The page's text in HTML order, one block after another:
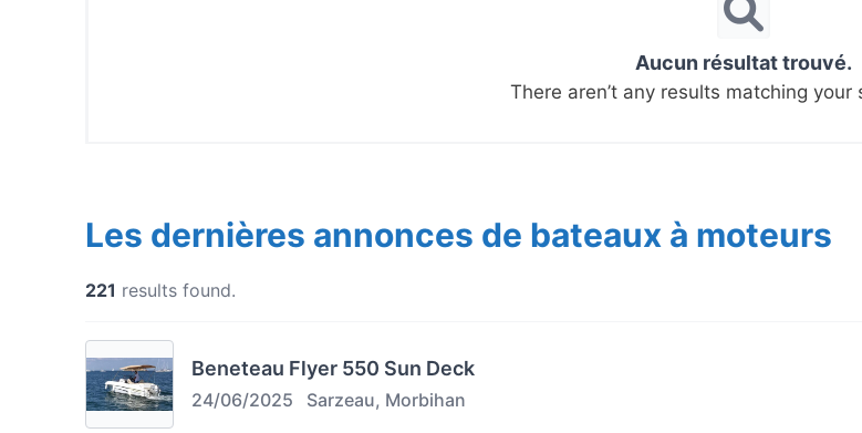
Aucun résultat trouvé.
There aren’t any results matching your
Les dernières annonces de bateaux à moteurs
221 results found.
Beneteau Flyer 550 Sun Deck
24/06/2025 Sarzeau, Morbihan